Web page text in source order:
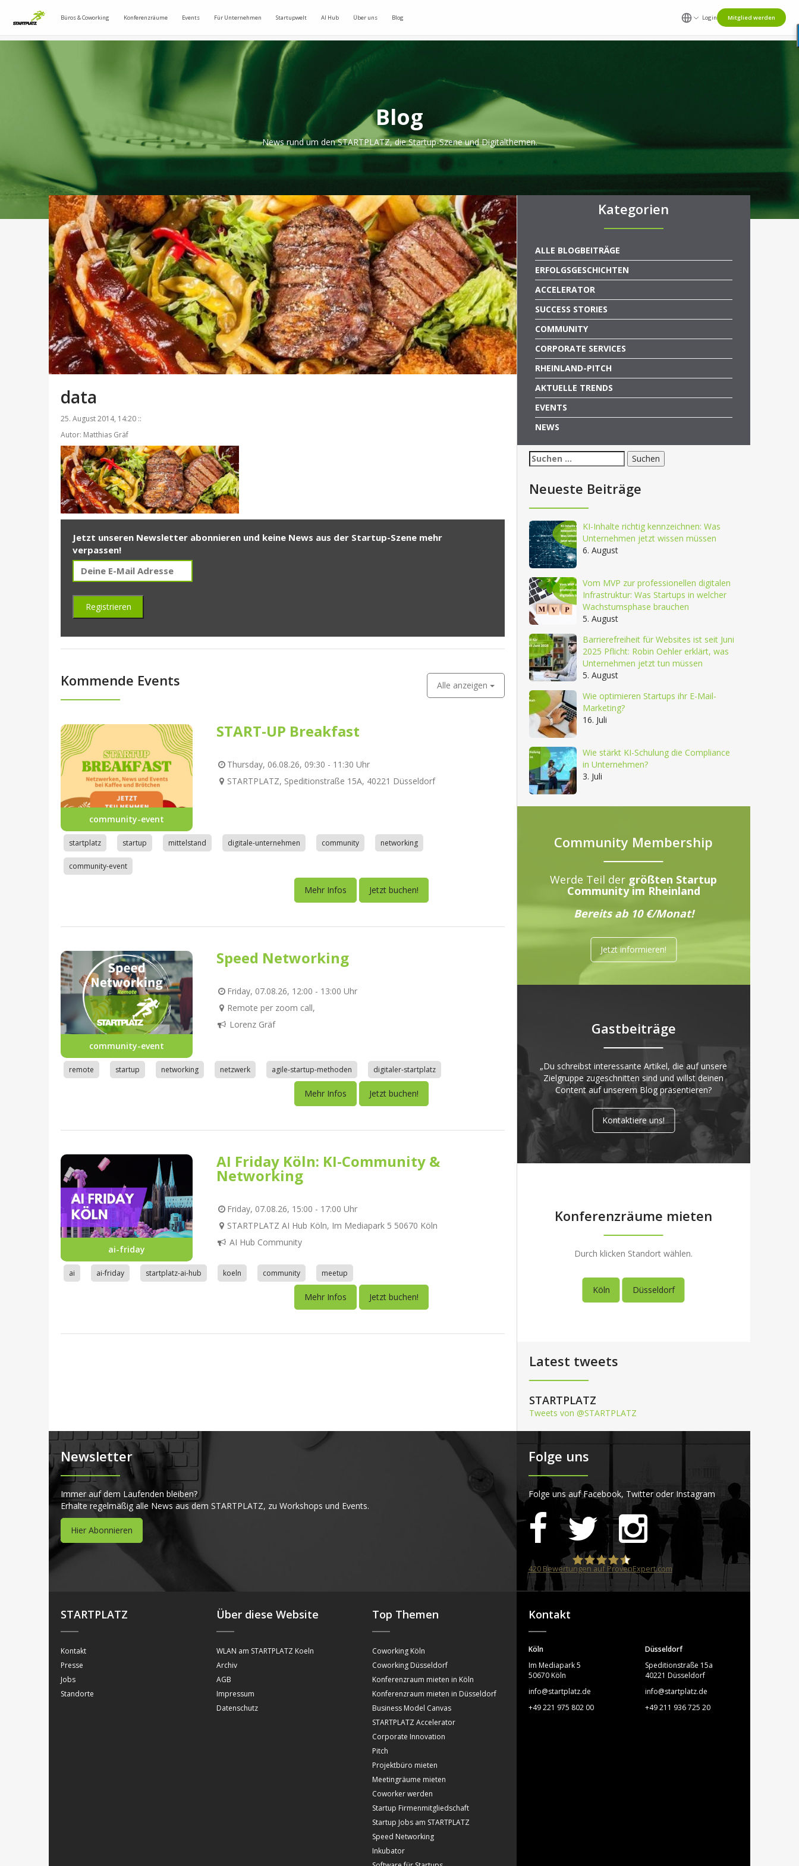
Büros & Coworking Konferenzräume Events Für Unternehmen Startupwelt AI Hub Über uns Blog Login Mitglied werden
Blog
News rund um den STARTPLATZ, die Startup-Szene und Digitalthemen.
data
25. August 2014, 14:20 ::
Autor: Matthias Gräf
Jetzt unseren Newsletter abonnieren und keine News aus der Startup-Szene mehr
verpassen!
Kommende Events Alle anzeigen
community-event
START-UP Breakfast
Thursday, 06.08.26, 09:30 - 11:30 Uhr
STARTPLATZ, Speditionstraße 15A, 40221 Düsseldorf
startplatz startup mittelstand digitale-unternehmen community networking
community-event
Mehr Infos Jetzt buchen!
community-event
Speed Networking
Friday, 07.08.26, 12:00 - 13:00 Uhr
Remote per zoom call,
Lorenz Gräf
remote startup networking netzwerk agile-startup-methoden digitaler-startplatz
Mehr Infos Jetzt buchen!
ai-friday
AI Friday Köln: KI-Community &
Networking
Friday, 07.08.26, 15:00 - 17:00 Uhr
STARTPLATZ AI Hub Köln, Im Mediapark 5 50670 Köln
AI Hub Community
ai ai-friday startplatz-ai-hub koeln community meetup
Mehr Infos Jetzt buchen!
Kategorien
ALLE BLOGBEITRÄGE
ERFOLGSGESCHICHTEN
ACCELERATOR
SUCCESS STORIES
COMMUNITY
CORPORATE SERVICES
RHEINLAND-PITCH
AKTUELLE TRENDS
EVENTS
NEWS
Suchen
nach:
Neueste Beiträge
KI-Inhalte richtig kennzeichnen: Was
Unternehmen jetzt wissen müssen
6. August
Vom MVP zur professionellen digitalen
Infrastruktur: Was Startups in welcher
Wachstumsphase brauchen
5. August
Barrierefreiheit für Websites ist seit Juni
2025 Pflicht: Robin Oehler erklärt, was
Unternehmen jetzt tun müssen
5. August
Wie optimieren Startups ihr E-Mail-
Marketing?
16. Juli
Wie stärkt KI-Schulung die Compliance
in Unternehmen?
3. Juli
Community Membership
Werde Teil der größten Startup
Community im Rheinland
Bereits ab 10 €/Monat!
Jetzt informieren!
Gastbeiträge
„Du schreibst interessante Artikel, die auf unsere
Zielgruppe zugeschnitten sind und willst deinen
Content auf unserem Blog präsentieren?
Kontaktiere uns!
Konferenzräume mieten
Durch klicken Standort wählen.
Köln Düsseldorf
Latest tweets
STARTPLATZ
Tweets von @STARTPLATZ
Newsletter
Immer auf dem Laufenden bleiben?
Erhalte regelmäßig alle News aus dem STARTPLATZ, zu Workshops und Events.
Hier Abonnieren
Folge uns
Folge uns auf Facebook, Twitter oder Instagram
STARTPLATZ
420Bewertungen auf ProvenExpert.com
STARTPLATZ
Kontakt
Presse
Jobs
Standorte
Über diese Website
WLAN am STARTPLATZ Koeln
Archiv
AGB
Impressum
Datenschutz
Top Themen
Coworking Köln
Coworking Düsseldorf
Konferenzraum mieten in Köln
Konferenzraum mieten in Düsseldorf
Business Model Canvas
STARTPLATZ Accelerator
Corporate Innovation
Pitch
Projektbüro mieten
Meetingräume mieten
Coworker werden
Startup Firmenmitgliedschaft
Startup Jobs am STARTPLATZ
Speed Networking
Inkubator
Kontakt
Köln
Im Mediapark 5
50670 Köln
info@startplatz.de
+49 221 975 802 00
Düsseldorf
Speditionstraße 15a
40221 Düsseldorf
info@startplatz.de
+49 211 936 725 20